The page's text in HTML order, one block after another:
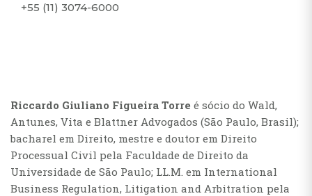
+55 (11) 3074-6000
Riccardo Giuliano Figueira Torre é sócio do Wald,
Antunes, Vita e Blattner Advogados (São Paulo, Brasil);
bacharel em Direito, mestre e doutor em Direito
Processual Civil pela Faculdade de Direito da
Universidade de São Paulo; LL.M. em International
Business Regulation, Litigation and Arbitration pela